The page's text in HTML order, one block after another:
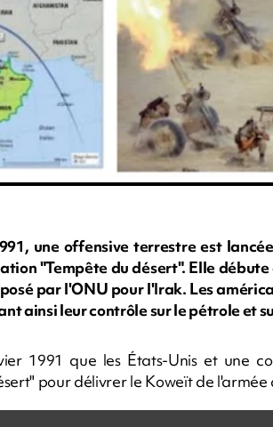
une offensive terrestre est
"Tempête du désert". Elle
par l'ONU pour l'Irak. Les
ainsi leur contrôle sur le pétrole et
1991 que les États-Unis et une
pour délivrer le Koweït de